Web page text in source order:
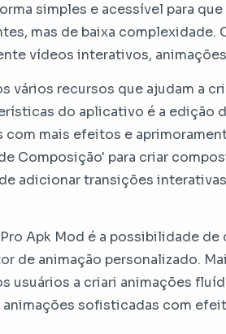
simples e acessível para
mas de baixa complexidade.
vídeos interativos,
vários recursos que ajudam a
do aplicativo é a edição
mais efeitos e
Composição' para criar
adicionar transições
Apk Mod é a possibilidade de
de animação personalizado.
usuários a criari animações
sofisticadas com